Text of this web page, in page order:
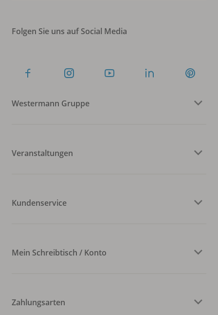
Folgen Sie uns auf Social Media
Westermann Gruppe
Veranstaltungen
Kundenservice
Mein Schreibtisch / Konto
Zahlungsarten